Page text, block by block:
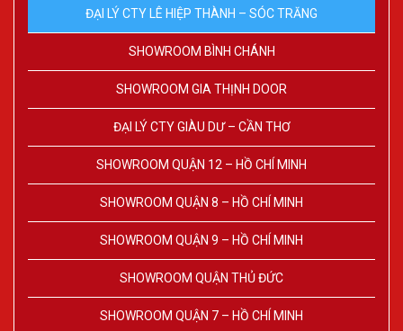
ĐẠI LÝ CTY LÊ HIỆP THÀNH – SÓC TRĂNG
SHOWROOM BÌNH CHÁNH
SHOWROOM GIA THỊNH DOOR
ĐẠI LÝ CTY GIÀU DƯ – CẦN THƠ
SHOWROOM QUẬN 12 – HỒ CHÍ MINH
SHOWROOM QUẬN 8 – HỒ CHÍ MINH
SHOWROOM QUẬN 9 – HỒ CHÍ MINH
SHOWROOM QUẬN THỦ ĐỨC
SHOWROOM QUẬN 7 – HỒ CHÍ MINH